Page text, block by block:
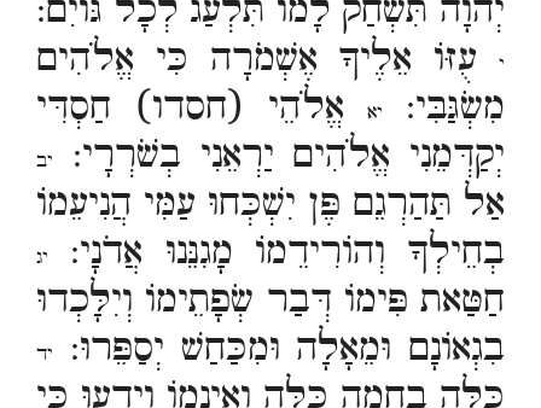
יְהוָה תִּשְׂחַק לָמוֹ תִּלְעַג לְכָל גּוֹיִם:
י
עֻזּוֹ אֵלֶיךָ אֶשְׁמֹרָה כִּי אֱלֹהִים
מִשְׂגַּבִּי:
יא
אֱלֹהֵי (חסדו) חַסְדִּי
יְקַדְּמֵנִי אֱלֹהִים יַרְאֵנִי בְשֹׁרְרָי:
יב
אַל תַּהַרְגֵם פֶּן יִשְׁכְּחוּ עַמִּי הֲנִיעֵמוֹ
בְחֵילְךָ וְהוֹרִידֵמוֹ מָגִנֵּנוּ אֲדֹנָי:
יג
חַטַּאת פִּימוֹ דְּבַר שְׂפָתֵימוֹ וְיִלָּכְדוּ
בִגְאוֹנָם וּמֵאָלָה וּמִכַּחַשׁ יְסַפֵּרוּ:
יד
כַּלֵּה בְחֵמָה כַּלֵּה וְאֵינֵמוֹ וְיֵדְעוּ כִּי